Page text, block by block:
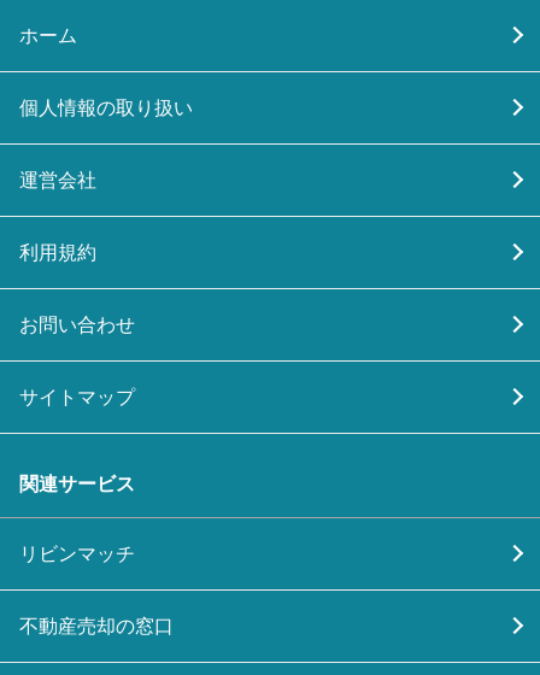
ホーム
個人情報の取り扱い
運営会社
利用規約
お問い合わせ
サイトマップ
関連サービス
リビンマッチ
不動産売却の窓口